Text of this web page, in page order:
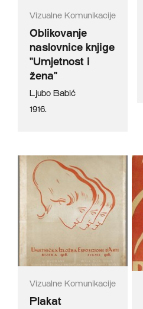
Vizualne Komunikacije
Oblikovanje
naslovnice knjige
"Umjetnost i
žena"
Ljubo Babić
1916.
Vizualne Komunikacije
Plakat